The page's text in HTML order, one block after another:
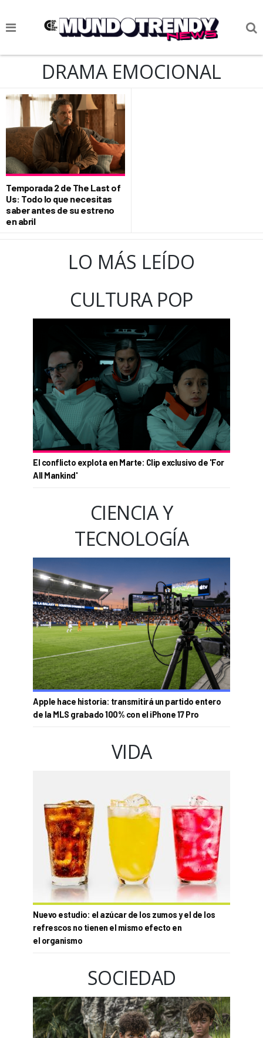
NOTICIAS
CIENCIA Y TECNOLOGÍA
VIDA
SOCIEDAD
CULTURIZANDO.COM
DRAMA EMOCIONAL
Temporada 2 de The Last of
Us: Todo lo que necesitas
saber antes de su estreno
en abril
LO MÁS LEÍDO
CULTURA POP
El conflicto explota en Marte: Clip exclusivo de 'For
All Mankind'
CIENCIA Y
TECNOLOGÍA
Apple hace historia: transmitirá un partido entero
de la MLS grabado 100% con el iPhone 17 Pro
VIDA
Nuevo estudio: el azúcar de los zumos y el de los
refrescos no tienen el mismo efecto en
el organismo
SOCIEDAD